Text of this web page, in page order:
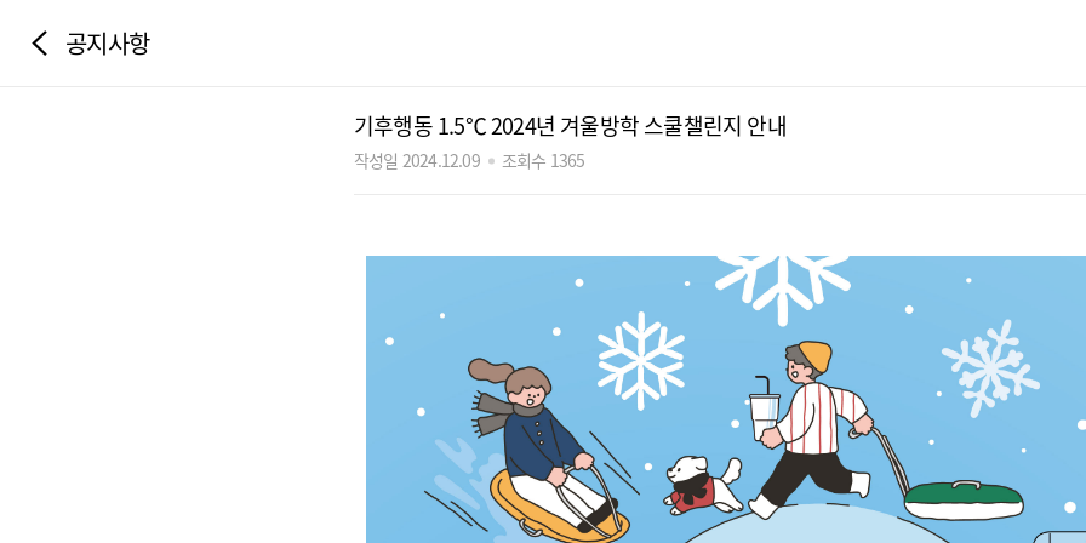
공지사항
기후행동 1.5℃ 2024년 겨울방학 스쿨챌린지 안내
작성일 2024.12.09 조회수 1365